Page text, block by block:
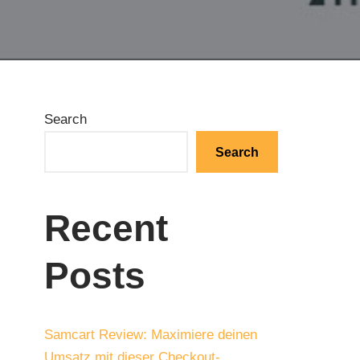
Search
Search
Recent
Posts
Samcart Review: Maximiere deinen